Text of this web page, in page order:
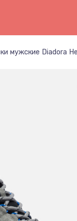
мужские Diadora